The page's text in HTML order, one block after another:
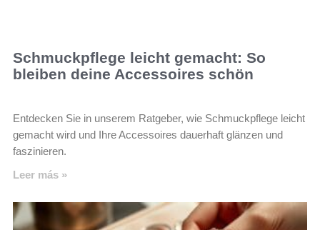
Schmuckpflege leicht gemacht: So
bleiben deine Accessoires schön
Entdecken Sie in unserem Ratgeber, wie Schmuckpflege leicht
gemacht wird und Ihre Accessoires dauerhaft glänzen und
faszinieren.
Leer más »